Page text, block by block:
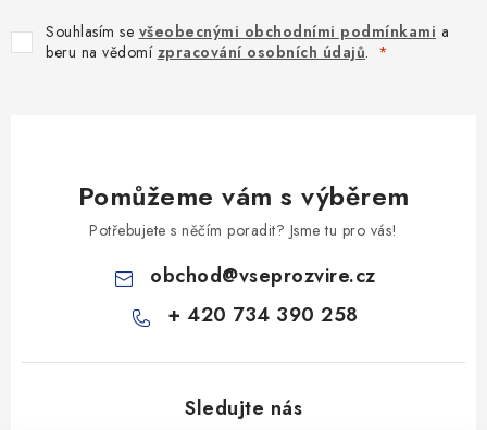
Souhlasím se všeobecnými obchodními podmínkami a
beru na vědomí zpracování osobních údajů.
Pomůžeme vám s výběrem
Potřebujete s něčím poradit? Jsme tu pro vás!
obchod@vseprozvire.cz
+ 420 734 390 258